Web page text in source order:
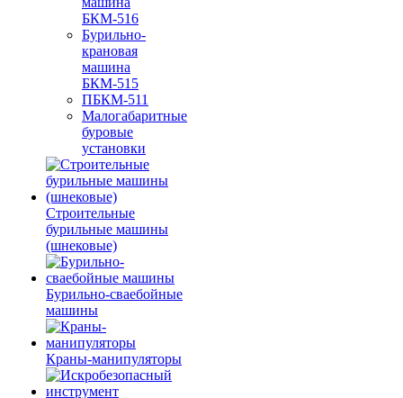
БКМ-516
Бурильно-
крановая
машина
БКМ-515
ПБКМ-511
Малогабаритные
буровые
установки
Строительные
бурильные машины
(шнековые)
Бурильно-сваебойные
машины
Краны-манипуляторы